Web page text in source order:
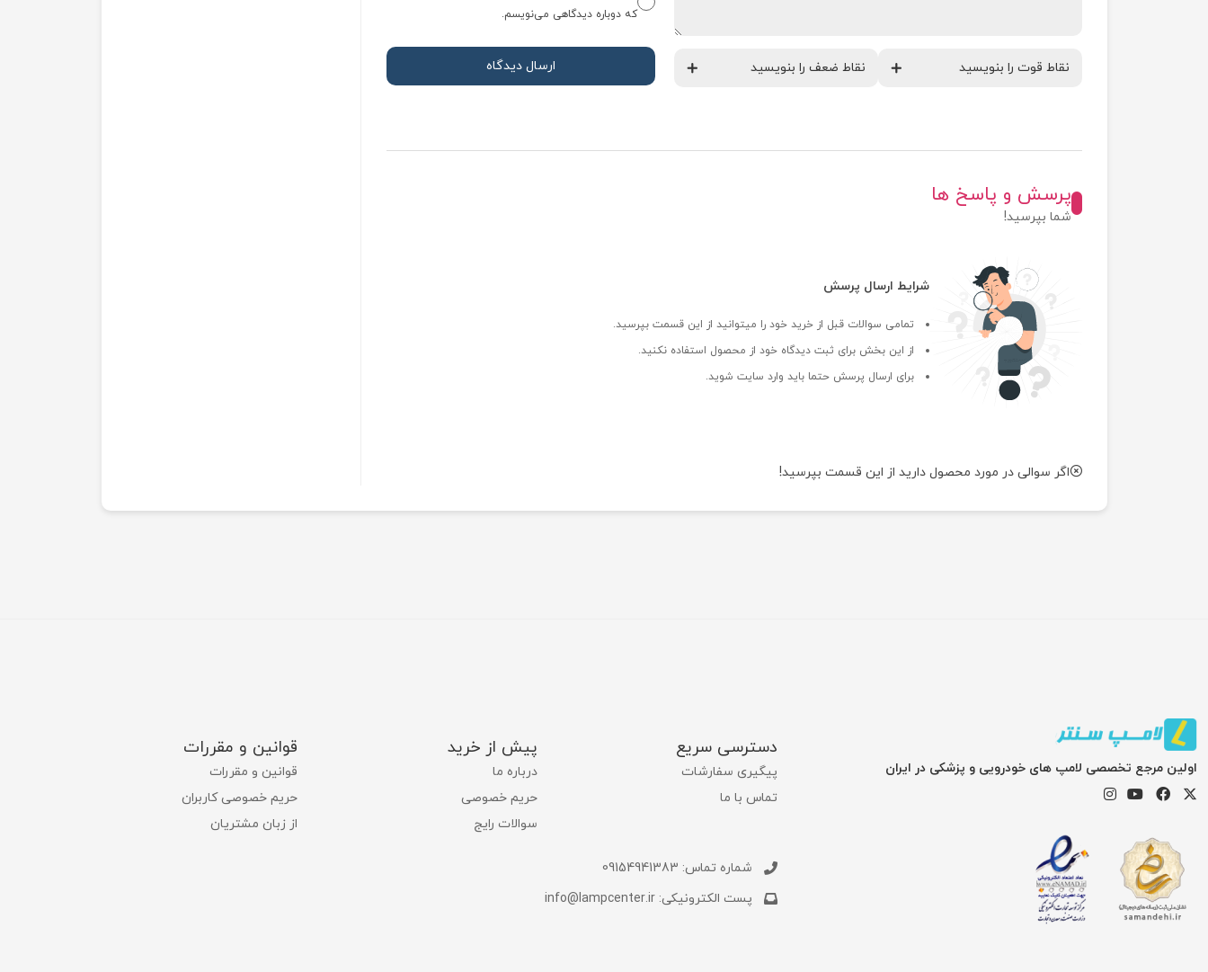
که دوباره دیدگاهی می‌نویسم.
پرسش و پاسخ ها
شما بپرسید!
شرایط ارسال پرسش
تمامی سوالات قبل از خرید خود را میتوانید از این قسمت بپرسید.
از این بخش برای ثبت دیدگاه خود از محصول استفاده نکنید.
برای ارسال پرسش حتما باید وارد سایت شوید.
اگر سوالی در مورد محصول دارید از این قسمت بپرسید!
اولین مرجع تخصصی لامپ های خودرویی و پزشکی در ایران
دسترسی سریع
پیگیری سفارشات
تماس با ما
پیش از خرید
درباره ما
حریم خصوصی
سوالات رایج
قوانین و مقررات
قوانین و مقررات
حریم خصوصی کاربران
از زبان مشتریان
شماره تماس: 09154941383
پست الکترونیکی: info@lampcenter.ir